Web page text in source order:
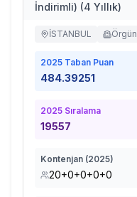
İndirimli) (4 Yıllık)
İSTANBUL Örgün
2025 Taban Puan
484.39251
2025 Sıralama
19557
Kontenjan (2025)
20+0+0+0+0